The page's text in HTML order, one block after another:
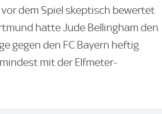
dem Spiel skeptisch bewertet
hatte Jude Bellingham den
gegen den FC Bayern heftig
mit der Elfmeter-